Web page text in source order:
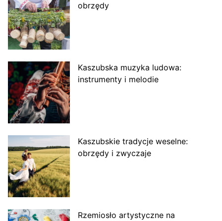
obrzędy
Kaszubska muzyka ludowa:
instrumenty i melodie
Kaszubskie tradycje weselne:
obrzędy i zwyczaje
Rzemiosło artystyczne na